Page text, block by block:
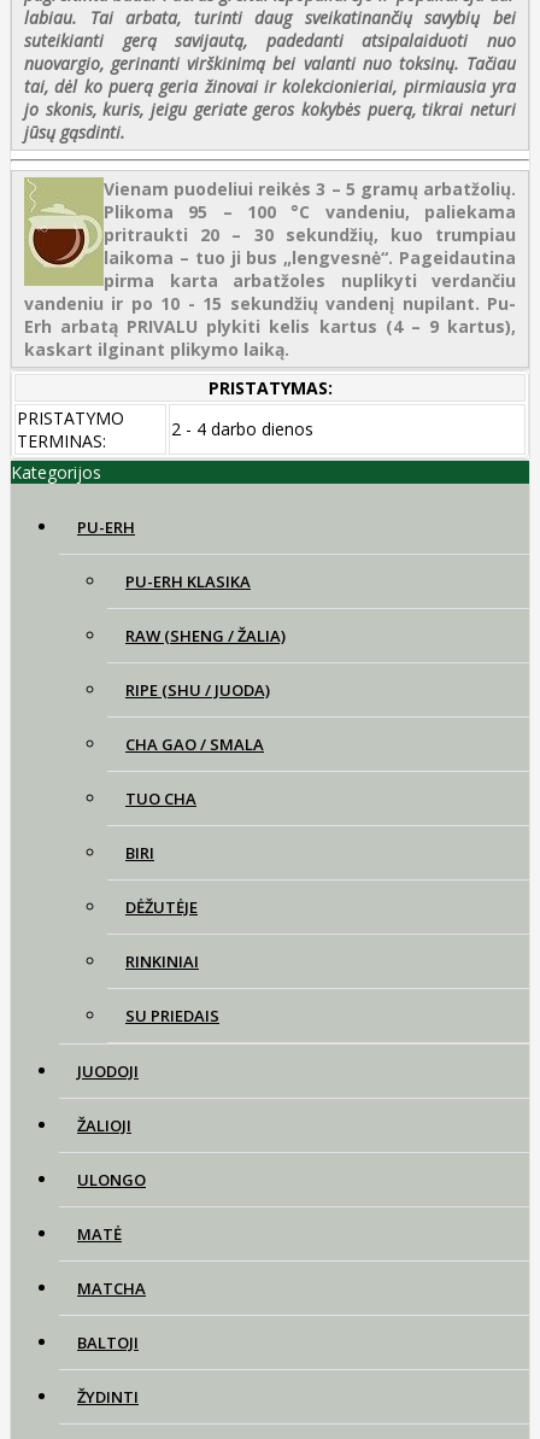
labiau. Tai arbata, turinti daug sveikatinančių savybių bei
suteikianti gerą savijautą, padedanti atsipalaiduoti nuo
nuovargio, gerinanti virškinimą bei valanti nuo toksinų. Tačiau
tai, dėl ko puerą geria žinovai ir kolekcionieriai, pirmiausia yra
jo skonis, kuris, jeigu geriate geros kokybės puerą, tikrai neturi
jūsų gąsdinti.
Vienam puodeliui reikės 3 – 5 gramų arbatžolių.
Plikoma 95 – 100 °C vandeniu, paliekama
pritraukti 20 – 30 sekundžių, kuo trumpiau
laikoma – tuo ji bus „lengvesnė“. Pageidautina
pirma karta arbatžoles nuplikyti verdančiu
vandeniu ir po 10 - 15 sekundžių vandenį nupilant. Pu-
Erh arbatą PRIVALU plykiti kelis kartus (4 – 9 kartus),
kaskart ilginant plikymo laiką.
PRISTATYMAS:
PRISTATYMO
TERMINAS:
2 - 4 darbo dienos
Kategorijos
PU-ERH
PU-ERH KLASIKA
RAW (SHENG / ŽALIA)
RIPE (SHU / JUODA)
CHA GAO / SMALA
TUO CHA
BIRI
DĖŽUTĖJE
RINKINIAI
SU PRIEDAIS
JUODOJI
ŽALIOJI
ULONGO
MATĖ
MATCHA
BALTOJI
ŽYDINTI